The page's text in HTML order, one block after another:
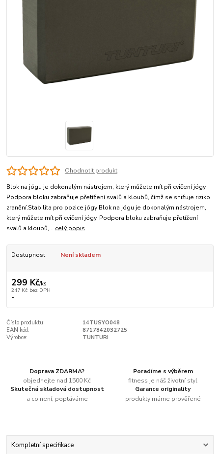
Ohodnotit produkt
Blok na jógu je dokonalým nástrojem, který můžete mít při cvičení jógy.
Podpora bloku zabraňuje přetížení svalů a kloubů, čímž se snižuje riziko
zranění.Stabilita pro pozice jógy Blok na jógu je dokonalým nástrojem,
který můžete mít při cvičení jógy. Podpora bloku zabraňuje přetížení
svalů a kloubů,... celý popis
Dostupnost Není skladem
299 Kč/ks
247 Kč bez DPH
-
Číslo produktu:
14TUSYO048
EAN kód:
8717842032725
Výrobce:
TUNTURI
Doprava ZDARMA?
objednejte nad 1500 Kč
Poradíme s výběrem
fitness je náš životní styl
Skutečná skladová dostupnost
a co není, poptáváme
Garance originality
produkty máme prověřené
Kompletní specifikace